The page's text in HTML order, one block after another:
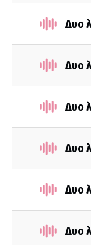
Δυο
Δυο
Δυο
Δυο
Δυο
Δυο